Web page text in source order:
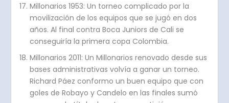
Millonarios 1953: Un torneo complicado por la
movilización de los equipos que se jugó en dos
años. Al final contra Boca Juniors de Cali se
conseguiría la primera copa Colombia.
Millonarios 2011: Un Millonarios renovado desde sus
bases administrativas volvía a ganar un torneo.
Richard Páez conformo un buen equipo que con
goles de Robayo y Candelo en las finales sumó